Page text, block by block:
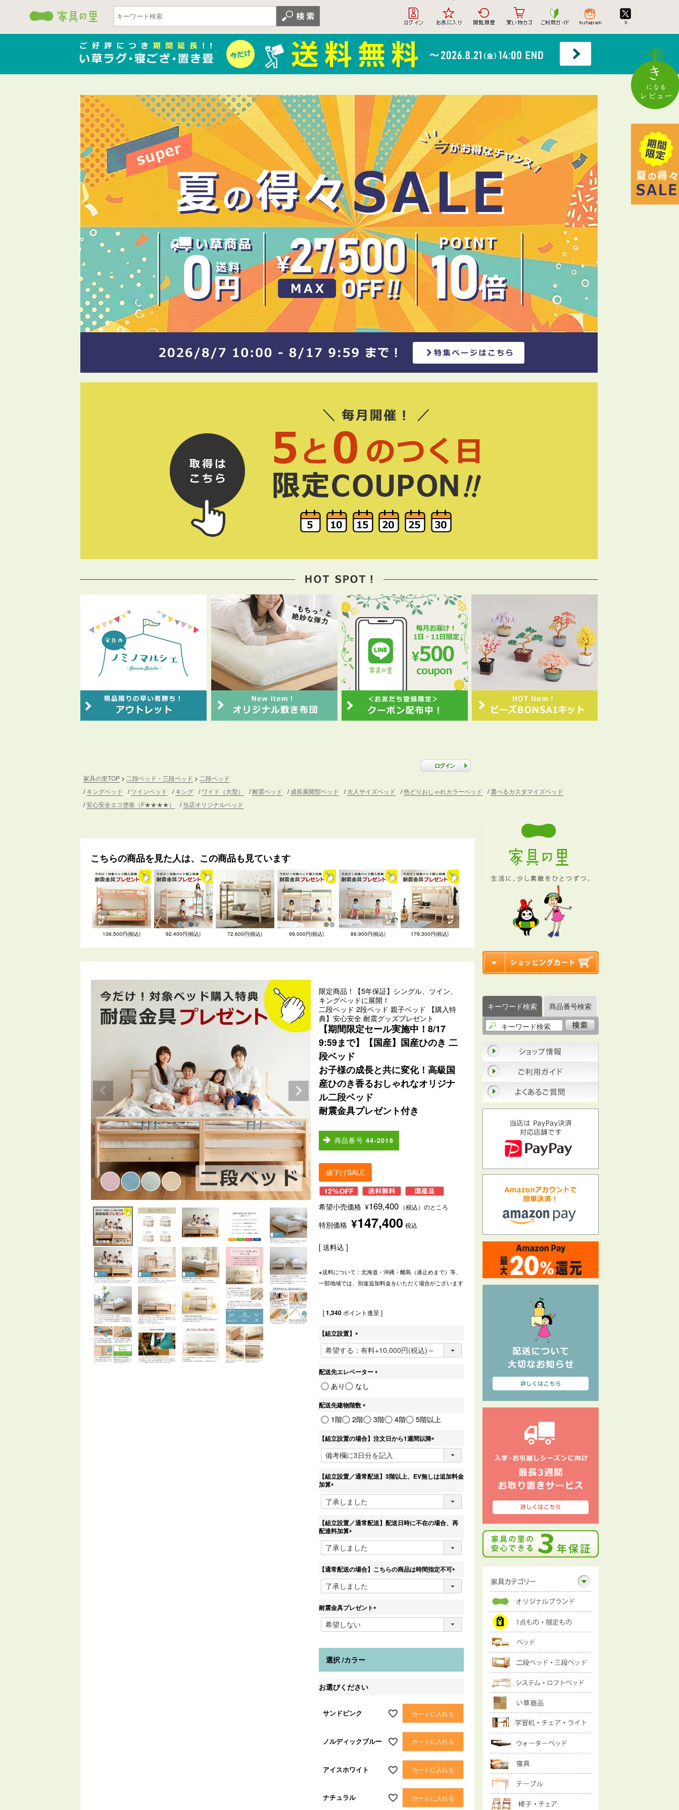
家具の里TOP 二段ベッド・三段ベッド
二段ベッド
キングベッド
ツインベッド キング ワイド（大型） 耐震ベッド 成長展開型ベッド 大人サイズベッド 色どりおしゃれカラーベッド
選べるカスタマイズベッド
安心安全エコ塗装（F★★★★）
当店オリジナルベッド
こちらの商品を見た人は、この商品も見ています
136,500円(税込) 92,400円(税込) 72,600円(税込) 99,000円(税込) 86,900円(税込) 179,300円(税込)
限定商品！【5年保証】シングル、ツイン、
キングベッドに展開！
二段ベッド 2段ベッド 親子ベッド 【購入特
典】安心安全 耐震グッズプレゼント
【期間限定セール実施中！8/17
9:59まで】【国産】国産ひのき 二
段ベッド
お子様の成長と共に変化！高級国
産ひのき香るおしゃれなオリジナ
ル二段ベッド
耐震金具プレゼント付き
商品番号 44-2016
値下げSALE
希望小売価格 ¥169,400 （税込）のところ
特別価格 ¥147,400 税込
送料込
※送料について：北海道・沖縄・離島（港止めまで）等、
一部地域では、別途追加料金をいただく場合がございます
[1,340 ポイント進呈 ]
【組立設置】
(
必
須
配送先エレベーター
あり なし
配送先建物階数
(
必
)
1階 2階 3階 4階 5階以上
【組立設置の場合】注文日から1週間以降
(
須
【組立設置／通常配送】3階以上、EV無しは追加料金
加算
(
必
須
)
【組立設置／通常配送】配送日時に不在の場合、再
配達料加算
(
必
須
)
【通常配送の場合】こちらの商品は時間指定不可
(
必
須
耐震金具プレゼント
(
須
選択 カラー
お選びください
サンドピンク カートに入れる
ノルディックブルー カートに入れる
アイスホワイト カートに入れる
ナチュラル カートに入れる
キーワード検索 商品番号検索